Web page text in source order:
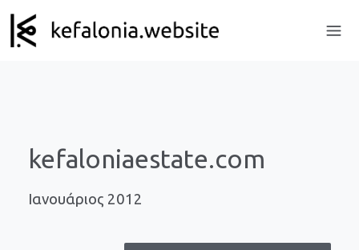
kefaloniaestate.com
Ιανουάριος 2012